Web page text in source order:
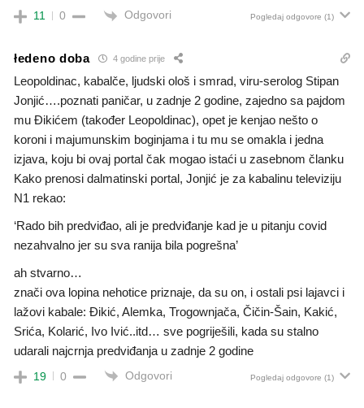
11 0 Odgovori Pogledaj odgovore (1)
łedeno doba 4 godine prije
Leopoldinac, kabalče, ljudski ološ i smrad, viru-serolog Stipan
Jonjić….poznati paničar, u zadnje 2 godine, zajedno sa pajdom
mu Đikićem (također Leopoldinac), opet je kenjao nešto o
koroni i majumunskim boginjama i tu mu se omakla i jedna
izjava, koju bi ovaj portal čak mogao istaći u zasebnom članku
Kako prenosi dalmatinski portal, Jonjić je za kabalinu televiziju
N1 rekao:
‘Rado bih predviđao, ali je predviđanje kad je u pitanju covid
nezahvalno jer su sva ranija bila pogrešna’
ah stvarno…
znači ova lopina nehotice priznaje, da su on, i ostali psi lajavci i
lažovi kabale: Đikić, Alemka, Trogownjača, Čičin-Šain, Kakić,
Srića, Kolarić, Ivo Ivić..itd… sve pogriješili, kada su stalno
udarali najcrnja predviđanja u zadnje 2 godine
19 0 Odgovori Pogledaj odgovore (1)